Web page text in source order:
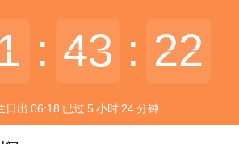
: 43
43 : 22
22
日出 06:18 已过 5 小时 24分钟